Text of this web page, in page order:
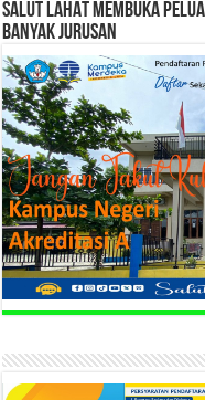
SALUT LAHAT MEMBUKA
BANYAK JURUSAN